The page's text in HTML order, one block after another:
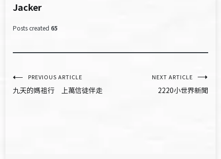
Jacker
Posts created 65
文
章
PREVIOUS ARTICLE
九天的媽祖行 上萬信徒伴走
NEXT ARTICLE
2220小世界新聞